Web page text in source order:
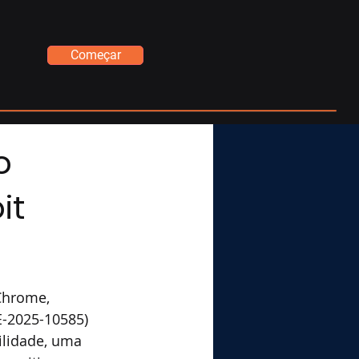
Começar
10585)
uma